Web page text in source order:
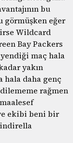
bu
görmüşken eğer
Wildcard
Bay Packers
yendiği maç hala
yakın
hala daha genç
rağmen
ekibi beni bir